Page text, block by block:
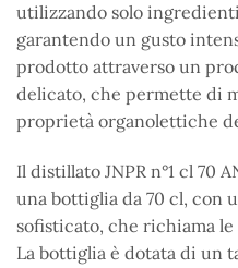
utilizzando solo
garantendo un gusto
prodotto attraverso un
delicato, che permette di
proprietà organolettiche
Il distillato JNPR n°1 cl 70
una bottiglia da 70 cl, con
sofisticato, che richiama
La bottiglia è dotata di un